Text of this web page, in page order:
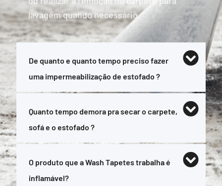
lavagem quando necessário.
De quanto e quanto tempo preciso fazer
uma impermeabilização de estofado ?
Quanto tempo demora pra secar o carpete,
sofá e o estofado ?
O produto que a Wash Tapetes trabalha é
inflamável?